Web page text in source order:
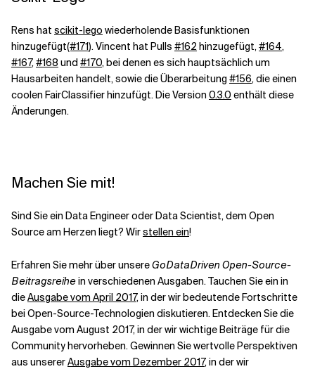
Rens hat scikit-lego wiederholende Basisfunktionen
hinzugefügt(#171). Vincent hat Pulls #162 hinzugefügt,#164,
#167,#168 und #170, bei denen es sich hauptsächlich um
Hausarbeiten handelt, sowie die Überarbeitung #156, die einen
coolen FairClassifier hinzufügt. Die Version 0.3.0 enthält diese
Änderungen.
Machen Sie mit!
Sind Sie ein Data Engineer oder Data Scientist, dem Open
Source am Herzen liegt? Wirstellen ein!
Erfahren Sie mehr über unsereGoDataDriven Open-Source-
Beitragsreihein verschiedenen Ausgaben. Tauchen Sie ein in
dieAusgabe vom April 2017, in der wir bedeutende Fortschritte
bei Open-Source-Technologien diskutieren. Entdecken Sie die
Ausgabe vom August 2017, in der wir wichtige Beiträge für die
Community hervorheben. Gewinnen Sie wertvolle Perspektiven
aus unsererAusgabe vom Dezember 2017, in der wir